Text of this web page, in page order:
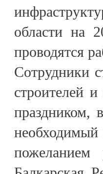
области на
проводятся
Сотрудники
строителей
праздником,
пожеланием